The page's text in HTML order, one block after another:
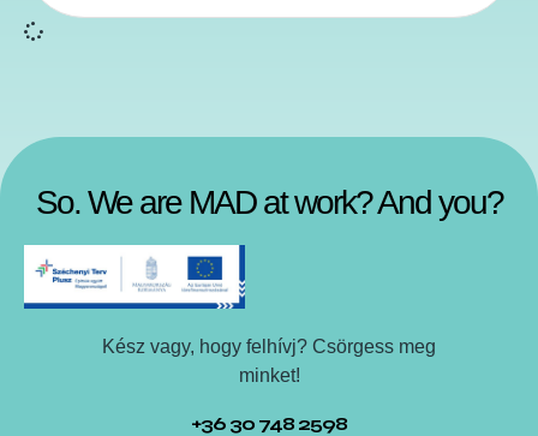
So. We are MAD at work? And you?
Kész vagy, hogy felhívj? Csörgess meg
minket!
+36 30 748 2598